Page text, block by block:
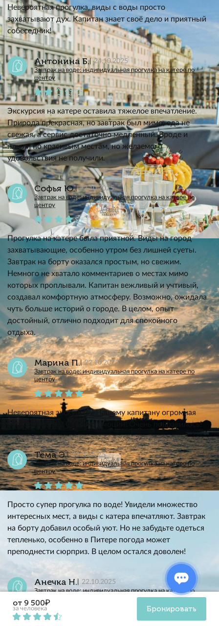
Невероятная прогулка, виды с воды просто
захватывают дух. Капитан знает своё дело и приятный
собеседник!
Антонина Б. 24.10.2025
Завтрак на воде: индивидуальная прогулка на катере по
центру
Экскурсия на катере оставила тяжелое впечатление.
Природа прекрасная, но завтрак был мимо, еда не
свежая, а сервис достаточно медленный. Вроде и
плыли по красивым местам, но желаемого
удовольствия не получили.
Софья Ю. 22.10.2025
Завтрак на воде: индивидуальная прогулка на катере по
центру
Прогулка на катере была приятной. Виды на город
захватывающие, особенно утром без лишней суеты.
Завтрак на борту оказался простым, но свежим.
Немного не хватало комментариев о местах мимо
которых проплывали. Капитан вежливый и учтивый,
создавал комфортную атмосферу. Возможно, ожидала
чуть больше историй о городе. В целом, опыт
достойный, отлично подходит для спокойного
отдыха.
Марина П. 22.10.2025
Завтрак на воде: индивидуальная прогулка на катере по
центру
Невероятная экскурсия! Нашему капитану огромная
благодарность! Столько эмоций! Очень понравилось!
Тёма Э. 22.10.2025
Завтрак на воде: индивидуальная прогулка на катере по
центру
Просто супер прогулка по воде! Увидели множество
интересных мест, а виды с катера впечатляют. Завтрак
на борту добавил особый уют. Но не забудьте одеться
тепленько, особенно в Питере погода может
преподнести сюрприз. В целом остался доволен!
Анечка Н. 22.10.2025
Завтрак на воде: индивидуальная прогулка на катере по
центру
от 9 500₽
за человека Бронировать